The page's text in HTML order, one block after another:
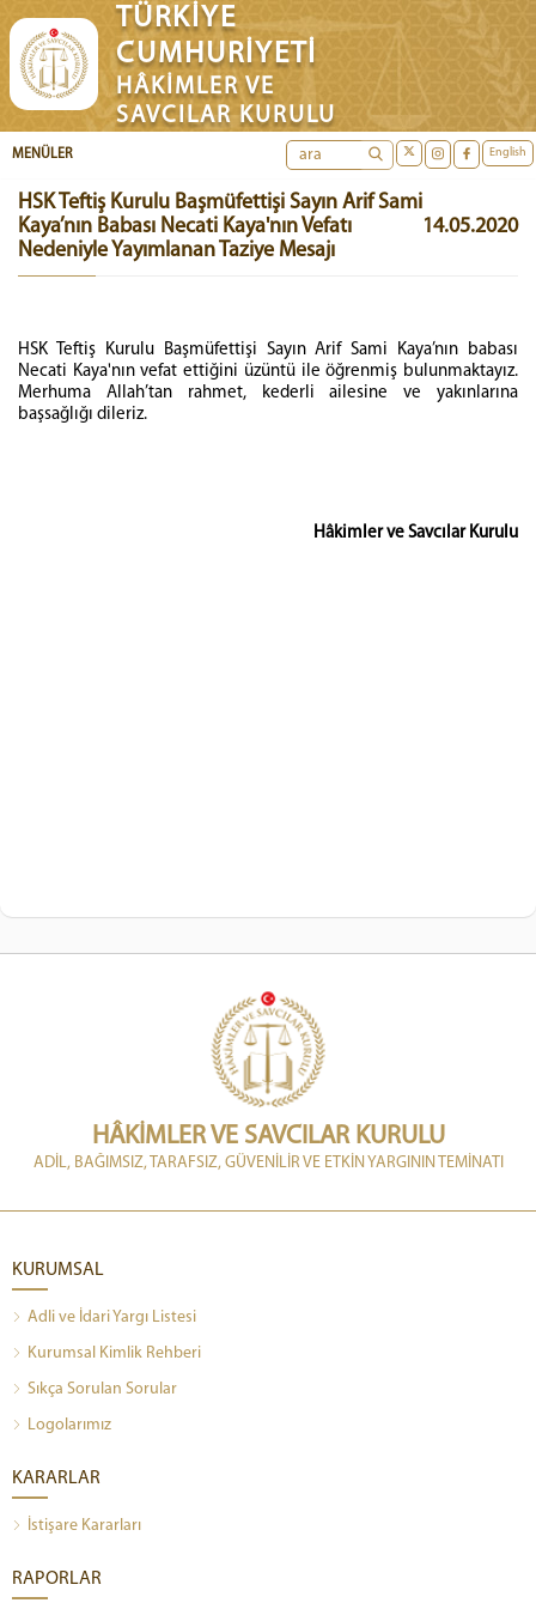
TÜRKİYE
CUMHURİYETİ
HÂKİMLER VE
SAVCILAR KURULU
English
MENÜLER
HSK Teftiş Kurulu Başmüfettişi Sayın Arif Sami
Kaya’nın Babası Necati Kaya'nın Vefatı
Nedeniyle Yayımlanan Taziye Mesajı
14.05.2020
HSK Teftiş Kurulu Başmüfettişi Sayın Arif Sami Kaya’nın babası
Necati Kaya'nın vefat ettiğini üzüntü ile öğrenmiş bulunmaktayız.
Merhuma Allah’tan rahmet, kederli ailesine ve yakınlarına
başsağlığı dileriz.
Hâkimler ve Savcılar Kurulu
HÂKİMLER VE SAVCILAR KURULU
ADİL, BAĞIMSIZ, TARAFSIZ, GÜVENİLİR VE ETKİN YARGININ TEMİNATI
KURUMSAL
Adli ve İdari Yargı Listesi
Kurumsal Kimlik Rehberi
Sıkça Sorulan Sorular
Logolarımız
KARARLAR
İstişare Kararları
RAPORLAR